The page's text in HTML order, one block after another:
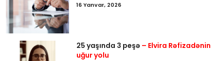
16 Yanvar, 2026
25 yaşında 3 peşə – Elvira Rəfizadənin
uğur yolu